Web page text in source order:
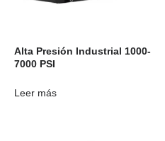
Alta Presión Industrial 1000-
7000 PSI
Leer más